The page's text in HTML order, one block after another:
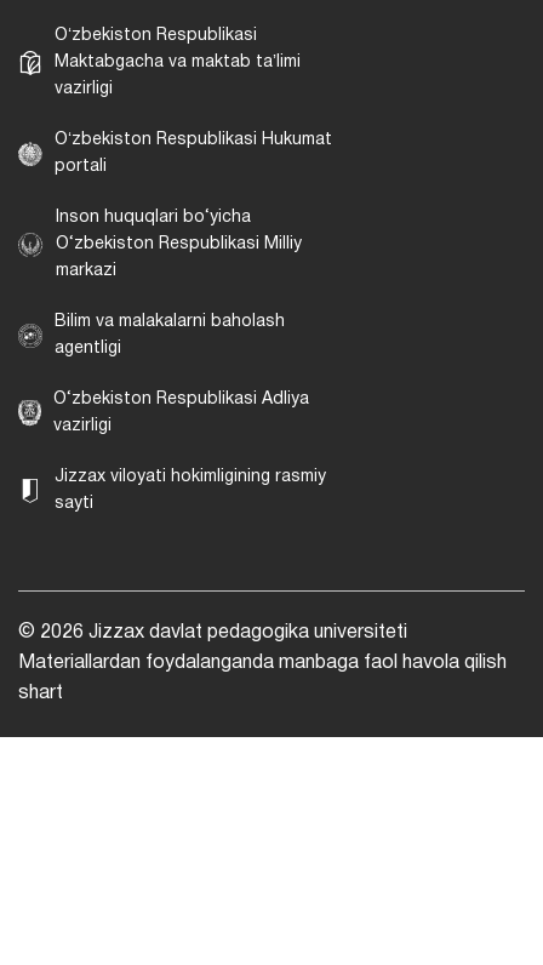
Oʻzbekiston Respublikasi
Maktabgacha va maktab taʼlimi
vazirligi
Oʻzbekiston Respublikasi Hukumat
portali
Inson huquqlari bo‘yicha
O‘zbekiston Respublikasi Milliy
markazi
Bilim va malakalarni baholash
agentligi
O‘zbekiston Respublikasi Adliya
vazirligi
Jizzax viloyati hokimligining rasmiy
sayti
© 2026 Jizzax davlat pedagogika universiteti
Materiallardan foydalanganda manbaga faol havola qilish
shart